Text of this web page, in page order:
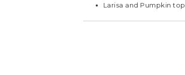
Larisa and Pumpkin